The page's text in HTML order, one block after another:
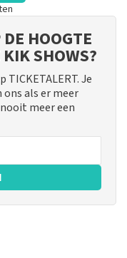
HOOGTE
SHOWS?
Je
als er meer
meer een